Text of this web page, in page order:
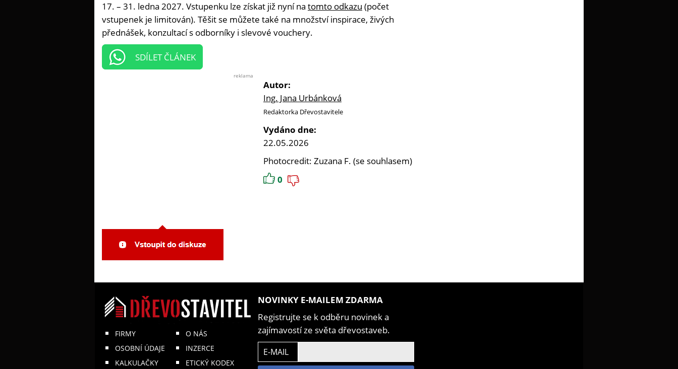
17. – 31. ledna 2027. Vstupenku lze získat již nyní na tomto odkazu (počet
vstupenek je limitován). Těšit se můžete také na množství inspirace, živých
přednášek, konzultací s odborníky i slevové vouchery.
SDÍLET ČLÁNEK
reklama
Autor:
Ing. Jana Urbánková
Redaktorka Dřevostavitele
Vydáno dne:
22.05.2026
Photocredit: Zuzana F. (se souhlasem)
0
FIRMY
OSOBNÍ ÚDAJE
KALKULAČKY
O NÁS
INZERCE
ETICKÝ KODEX
NOVINKY E-MAILEM ZDARMA
Registrujte se k odběru novinek a
zajímavostí ze světa dřevostaveb.
E-MAIL